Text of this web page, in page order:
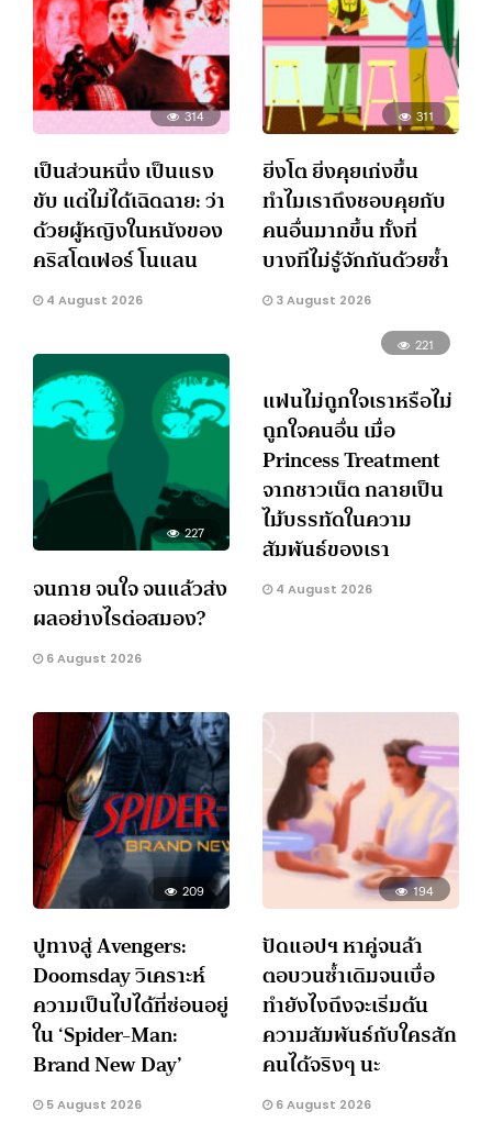
314
เป็นส่วนหนึ่ง เป็นแรง
ขับ แต่ไม่ได้เฉิดฉาย: ว่า
ด้วยผู้หญิงในหนังของ
คริสโตเฟอร์ โนแลน
4 August 2026
311
ยิ่งโต ยิ่งคุยเก่งขึ้น
ทำไมเราถึงชอบคุยกับ
คนอื่นมากขึ้น ทั้งที่
บางทีไม่รู้จักกันด้วยซ้ำ
3 August 2026
227
จนกาย จนใจ จนแล้วส่ง
ผลอย่างไรต่อสมอง?
6 August 2026
221
แฟนไม่ถูกใจเราหรือไม่
ถูกใจคนอื่น เมื่อ
Princess Treatment
จากชาวเน็ต กลายเป็น
ไม้บรรทัดในความ
สัมพันธ์ของเรา
4 August 2026
209
ปูทางสู่ Avengers:
Doomsday วิเคราะห์
ความเป็นไปได้ที่ซ่อนอยู่
ใน ‘Spider-Man:
Brand New Day’
5 August 2026
194
ปัดแอปฯ หาคู่จนล้า
ตอบวนซ้ำเดิมจนเบื่อ
ทำยังไงถึงจะเริ่มต้น
ความสัมพันธ์กับใครสัก
คนได้จริงๆ นะ
6 August 2026